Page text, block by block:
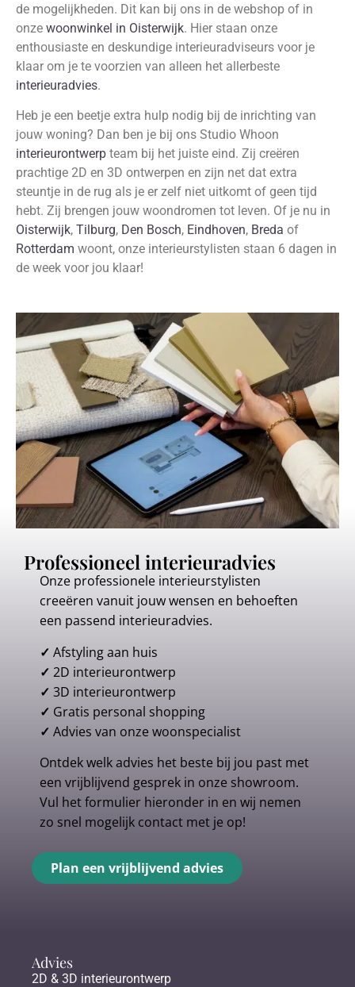
de mogelijkheden. Dit kan bij ons in de webshop of in
onze woonwinkel in Oisterwijk. Hier staan onze
enthousiaste en deskundige interieuradviseurs voor je
klaar om je te voorzien van alleen het allerbeste
interieuradvies.
Heb je een beetje extra hulp nodig bij de inrichting van
jouw woning? Dan ben je bij ons Studio Whoon
interieurontwerp team bij het juiste eind. Zij creëren
prachtige 2D en 3D ontwerpen en zijn net dat extra
steuntje in de rug als je er zelf niet uitkomt of geen tijd
hebt. Zij brengen jouw woondromen tot leven. Of je nu in
Oisterwijk, Tilburg, Den Bosch, Eindhoven, Breda of
Rotterdam woont, onze interieurstylisten staan 6 dagen in
de week voor jou klaar!
Professioneel interieuradvies
Onze professionele interieurstylisten
creeëren vanuit jouw wensen en behoeften
een passend interieuradvies.
✓ Afstyling aan huis
✓ 2D interieurontwerp
✓ 3D interieurontwerp
✓ Gratis personal shopping
✓ Advies van onze woonspecialist
Ontdek welk advies het beste bij jou past met
een vrijblijvend gesprek in onze showroom.
Vul het formulier hieronder in en wij nemen
zo snel mogelijk contact met je op!
Plan een vrijblijvend advies
Advies
2D & 3D interieurontwerp